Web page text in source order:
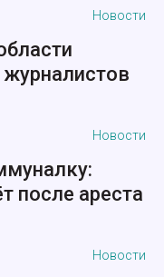
Новости
Новости
после ареста
Новости